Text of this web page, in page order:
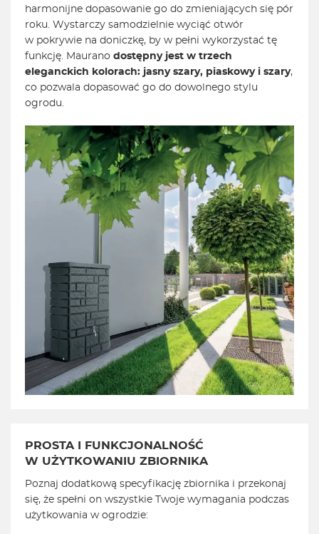
harmonijne dopasowanie go do zmieniających się pór
roku. Wystarczy samodzielnie wyciąć otwór
w pokrywie na doniczkę, by w pełni wykorzystać tę
funkcję. Maurano dostępny jest w trzech
eleganckich kolorach: jasny szary, piaskowy i szary,
co pozwala dopasować go do dowolnego stylu
ogrodu.
PROSTA I FUNKCJONALNOŚĆ
W UŻYTKOWANIU ZBIORNIKA
Poznaj dodatkową specyfikację zbiornika i przekonaj
się, że spełni on wszystkie Twoje wymagania podczas
użytkowania w ogrodzie: